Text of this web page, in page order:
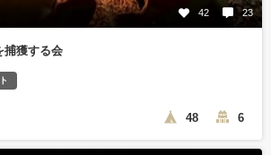
42 23
捕獲する会
48 6